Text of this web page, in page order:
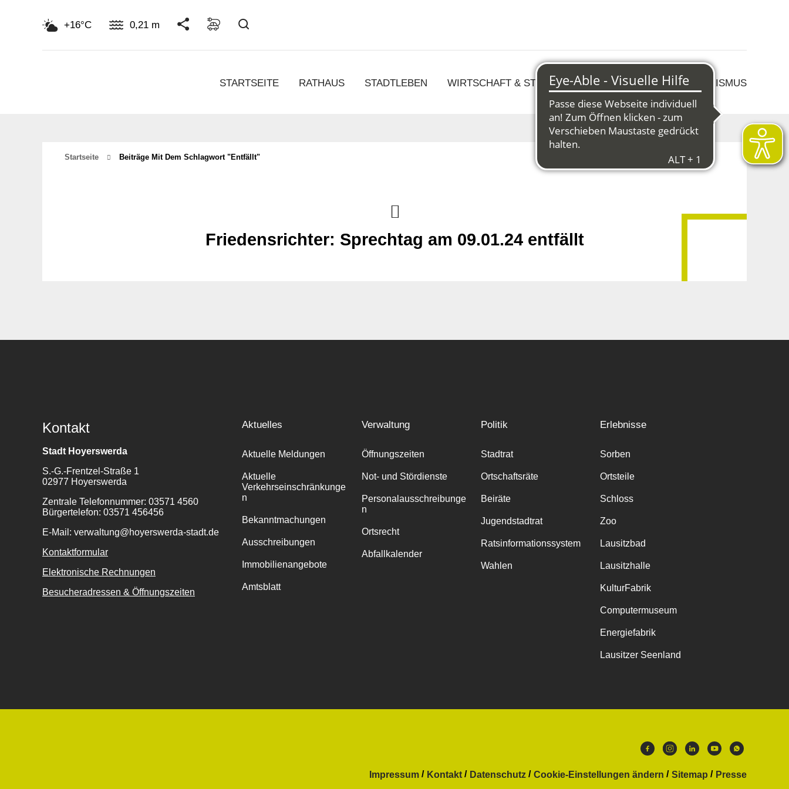
+16°C 0,21 m
STARTSEITE RATHAUS STADTLEBEN WIRTSCHAFT & STRUKTURWANDEL KULTUR & TOURISMUS
Startseite Beiträge Mit Dem Schlagwort "entfällt"
Friedensrichter: Sprechtag am 09.01.24 entfällt
Kontakt
Stadt Hoyerswerda
S.-G.-Frentzel-Straße 1
02977 Hoyerswerda
Zentrale Telefonnummer: 03571 4560
Bürgertelefon: 03571 456456
E-Mail: verwaltung@hoyerswerda-stadt.de
Kontaktformular
Elektronische Rechnungen
Besucheradressen & Öffnungszeiten
Aktuelles
Aktuelle Meldungen
Aktuelle
Verkehrseinschränkunge
n
Bekanntmachungen
Ausschreibungen
Immobilienangebote
Amtsblatt
Verwaltung
Öffnungszeiten
Not- und Stördienste
Personalausschreibunge
n
Ortsrecht
Abfallkalender
Politik
Stadtrat
Ortschaftsräte
Beiräte
Jugendstadtrat
Ratsinformationssystem
Wahlen
Erlebnisse
Sorben
Ortsteile
Schloss
Zoo
Lausitzbad
Lausitzhalle
KulturFabrik
Computermuseum
Energiefabrik
Lausitzer Seenland
Impressum Kontakt Datenschutz Cookie-Einstellungen ändern Sitemap
Presse